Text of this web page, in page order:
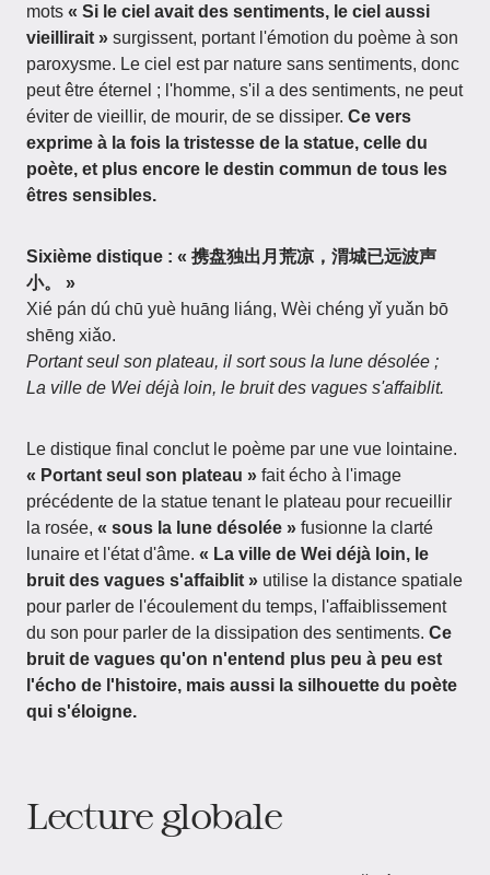
mots « Si le ciel avait des sentiments, le ciel aussi
vieillirait » surgissent, portant l'émotion du poème à son
paroxysme. Le ciel est par nature sans sentiments, donc
peut être éternel ; l'homme, s'il a des sentiments, ne peut
éviter de vieillir, de mourir, de se dissiper. Ce vers
exprime à la fois la tristesse de la statue, celle du
poète, et plus encore le destin commun de tous les
êtres sensibles.
Sixième distique : « 携盘独出月荒凉，渭城已远波声
小。 »
Xié pán dú chū yuè huāng liáng, Wèi chéng yǐ yuǎn bō
shēng xiǎo.
Portant seul son plateau, il sort sous la lune désolée ;
La ville de Wei déjà loin, le bruit des vagues s'affaiblit.
Le distique final conclut le poème par une vue lointaine.
« Portant seul son plateau » fait écho à l'image
précédente de la statue tenant le plateau pour recueillir
la rosée, « sous la lune désolée » fusionne la clarté
lunaire et l'état d'âme. « La ville de Wei déjà loin, le
bruit des vagues s'affaiblit » utilise la distance spatiale
pour parler de l'écoulement du temps, l'affaiblissement
du son pour parler de la dissipation des sentiments. Ce
bruit de vagues qu'on n'entend plus peu à peu est
l'écho de l'histoire, mais aussi la silhouette du poète
qui s'éloigne.
Lecture globale